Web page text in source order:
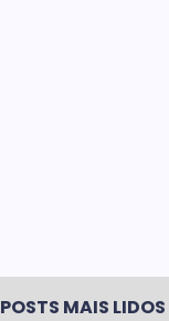
POSTS MAIS LIDOS